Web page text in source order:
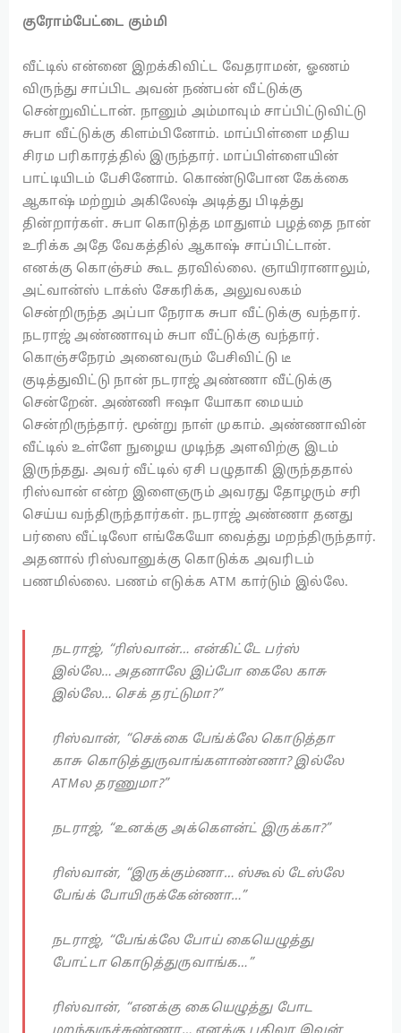
குரோம்பேட்டை கும்மி
வீட்டில் என்னை இறக்கிவிட்ட வேதராமன், ஓணம்
விருந்து சாப்பிட அவன் நண்பன் வீட்டுக்கு
சென்றுவிட்டான். நானும் அம்மாவும் சாப்பிட்டுவிட்டு
சுபா வீட்டுக்கு கிளம்பினோம். மாப்பிள்ளை மதிய
சிரம பரிகாரத்தில் இருந்தார். மாப்பிள்ளையின்
பாட்டியிடம் பேசினோம். கொண்டுபோன கேக்கை
ஆகாஷ் மற்றும் அகிலேஷ் அடித்து பிடித்து
தின்றார்கள். சுபா கொடுத்த மாதுளம் பழத்தை நான்
உரிக்க அதே வேகத்தில் ஆகாஷ் சாப்பிட்டான்.
எனக்கு கொஞ்சம் கூட தரவில்லை. ஞாயிரானாலும்,
அட்வான்ஸ் டாக்ஸ் சேகரிக்க, அலுவலகம்
சென்றிருந்த அப்பா நேராக சுபா வீட்டுக்கு வந்தார்.
நடராஜ் அண்ணாவும் சுபா வீட்டுக்கு வந்தார்.
கொஞ்சநேரம் அனைவரும் பேசிவிட்டு டீ
குடித்துவிட்டு நான் நடராஜ் அண்ணா வீட்டுக்கு
சென்றேன். அண்ணி ஈஷா யோகா மையம்
சென்றிருந்தார். மூன்று நாள் முகாம். அண்ணாவின்
வீட்டில் உள்ளே நுழைய முடிந்த அளவிற்கு இடம்
இருந்தது. அவர் வீட்டில் ஏசி பழுதாகி இருந்ததால்
ரிஸ்வான் என்ற இளைஞரும் அவரது தோழரும் சரி
செய்ய வந்திருந்தார்கள். நடராஜ் அண்ணா தனது
பர்ஸை வீட்டிலோ எங்கேயோ வைத்து மறந்திருந்தார்.
அதனால் ரிஸ்வானுக்கு கொடுக்க அவரிடம்
பணமில்லை. பணம் எடுக்க ATM கார்டும் இல்லே.
நடராஜ், “ரிஸ்வான்… என்கிட்டே பர்ஸ்
இல்லே… அதனாலே இப்போ கைலே காசு
இல்லே… செக் தரட்டுமா?”
ரிஸ்வான், “செக்கை பேங்க்லே கொடுத்தா
காசு கொடுத்துருவாங்களாண்ணா? இல்லே
ATMல தரணுமா?”
நடராஜ், “உனக்கு அக்கௌன்ட் இருக்கா?”
ரிஸ்வான், “இருக்கும்ணா… ஸ்கூல் டேஸ்லே
பேங்க் போயிருக்கேன்ணா…”
நடராஜ், “பேங்க்லே போய் கையெழுத்து
போட்டா கொடுத்துருவாங்க…”
ரிஸ்வான், “எனக்கு கையெழுத்து போட